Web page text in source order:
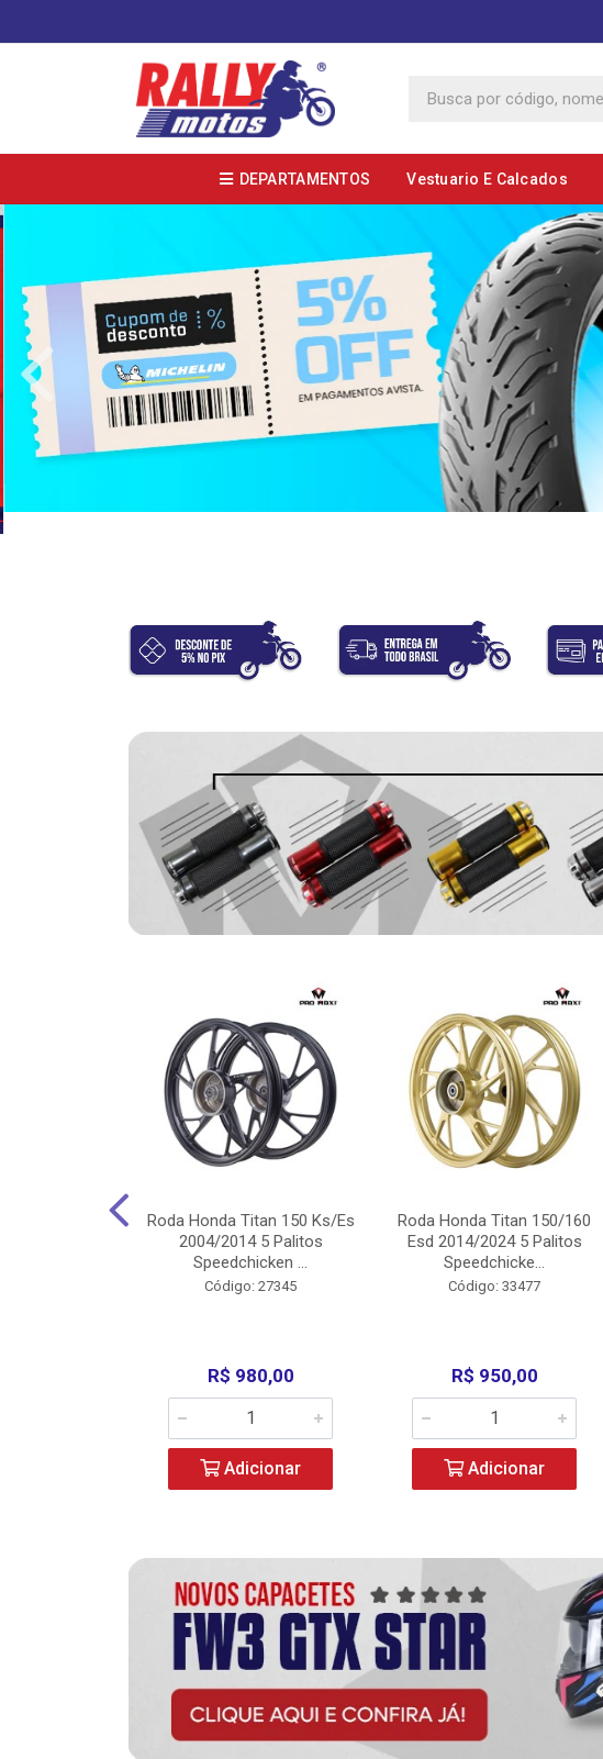
DEPARTAMENTOS Vestuario E Calcados
Roda Honda Titan 150 Ks/Es
2004/2014 5 Palitos
Speedchicken ...
Código: 27345
R$ 980,00
Adicionar
Roda Honda Titan 150/160
Esd 2014/2024 5 Palitos
Speedchicke...
Código: 33477
R$ 950,00
Adicionar